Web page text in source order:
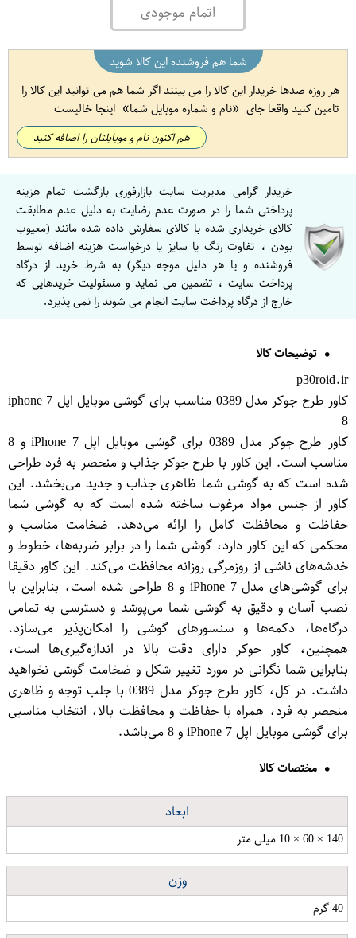
اتمام موجودی
شما هم فروشنده این کالا شوید
هر روزه صدها خریدار این کالا را می بینند اگر شما هم می توانید این کالا را
تامین کنید واقعا جای
نام و شماره موبایل شما اینجا خالیست
هم اکنون نام و موبایلتان را اضافه کنید
خریدار گرامی مدیریت سایت بازارفوری بازگشت تمام هزینه
پرداختی شما را در صورت عدم رضایت به دلیل عدم مطابقت
کالای خریداری شده با کالای سفارش داده شده مانند (معیوب
بودن ، تفاوت رنگ یا سایز یا درخواست هزینه اضافه توسط
فروشنده و یا هر دلیل موجه دیگر) به شرط خرید از درگاه
پرداخت سایت ، تضمین می نماید و مسئولیت خریدهایی که
خارج از درگاه پرداخت سایت انجام می شوند را نمی پذیرد.
توضیحات کالا
p30roid.ir
کاور طرح جوکر مدل 0389 مناسب برای گوشی موبایل اپل iphone 7
8
کاور طرح جوکر مدل 0389 برای گوشی موبایل اپل iPhone 7 و 8
مناسب است. این کاور با طرح جوکر جذاب و منحصر به فرد طراحی
شده است که به گوشی شما ظاهری جذاب و جدید می‌بخشد. این
کاور از جنس مواد مرغوب ساخته شده است که به گوشی شما
حفاظت و محافظت کامل را ارائه می‌دهد. ضخامت مناسب و
محکمی که این کاور دارد، گوشی شما را در برابر ضربه‌ها، خطوط و
خدشه‌های ناشی از روزمرگی روزانه محافظت می‌کند. این کاور دقیقا
برای گوشی‌های مدل iPhone 7 و 8 طراحی شده است، بنابراین با
نصب آسان و دقیق به گوشی شما می‌پوشد و دسترسی به تمامی
درگاه‌ها، دکمه‌ها و سنسورهای گوشی را امکان‌پذیر می‌سازد.
همچنین، کاور جوکر دارای دقت بالا در اندازه‌گیری‌ها است،
بنابراین شما نگرانی در مورد تغییر شکل و ضخامت گوشی نخواهید
داشت. در کل، کاور طرح جوکر مدل 0389 با جلب توجه و ظاهری
منحصر به فرد، همراه با حفاظت و محافظت بالا، انتخاب مناسبی
برای گوشی موبایل اپل iPhone 7 و 8 می‌باشد.
مختصات کالا
ابعاد
140 × 60 × 10 میلی متر
وزن
40 گرم